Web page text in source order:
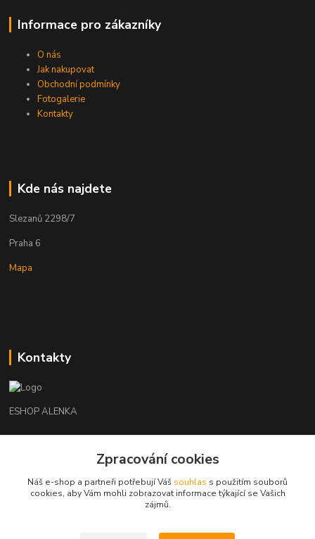
Informace pro zákazníky
O nás
Jak nakupovat
Obchodní podmínky
Fotogalerie
Kontakty
Kde nás najdete
Slezanů 2298/7
Praha 6
Mapa
Kontakty
ESHOP ALENKA
+420602541312
orechovka@inmes.cz
Zpracování cookies
Náš e-shop a partneři potřebují Váš souhlas s použitím souborů
cookies, aby Vám mohli zobrazovat informace týkající se Vašich
zájmů.